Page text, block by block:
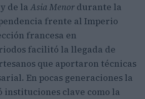
de la Asia Menor durante la
frente al Imperio
francesa en
facilitó la llegada de
que aportaron técnicas
En pocas generaciones la
clave como la